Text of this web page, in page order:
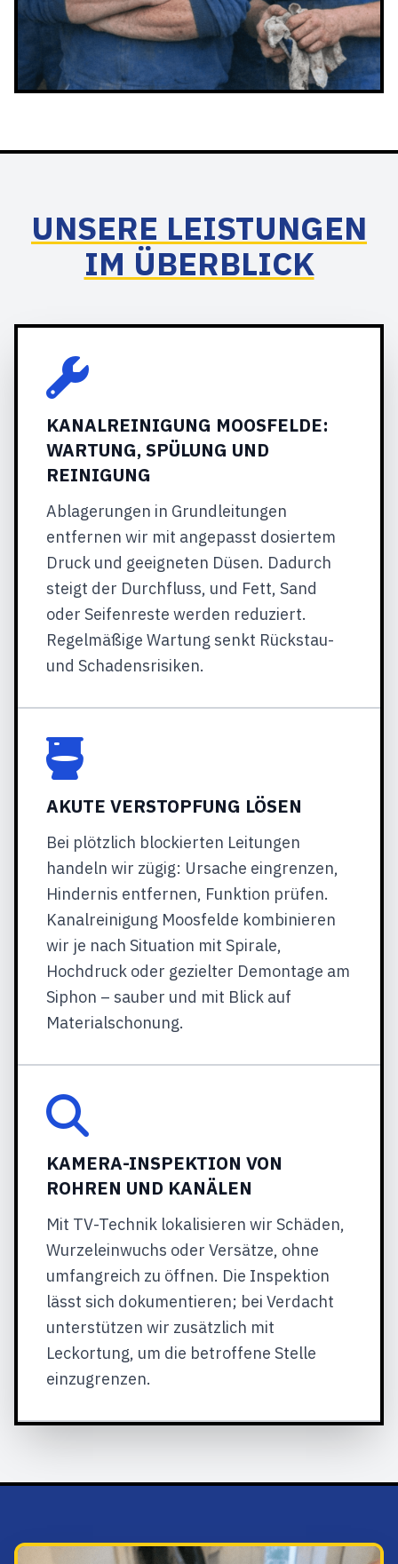
UNSERE LEISTUNGEN
IM ÜBERBLICK
KANALREINIGUNG MOOSFELDE:
WARTUNG, SPÜLUNG UND
REINIGUNG
Ablagerungen in Grundleitungen
entfernen wir mit angepasst dosiertem
Druck und geeigneten Düsen. Dadurch
steigt der Durchfluss, und Fett, Sand
oder Seifenreste werden reduziert.
Regelmäßige Wartung senkt Rückstau-
und Schadensrisiken.
AKUTE VERSTOPFUNG LÖSEN
Bei plötzlich blockierten Leitungen
handeln wir zügig: Ursache eingrenzen,
Hindernis entfernen, Funktion prüfen.
Kanalreinigung Moosfelde kombinieren
wir je nach Situation mit Spirale,
Hochdruck oder gezielter Demontage am
Siphon – sauber und mit Blick auf
Materialschonung.
KAMERA-INSPEKTION VON
ROHREN UND KANÄLEN
Mit TV-Technik lokalisieren wir Schäden,
Wurzeleinwuchs oder Versätze, ohne
umfangreich zu öffnen. Die Inspektion
lässt sich dokumentieren; bei Verdacht
unterstützen wir zusätzlich mit
Leckortung, um die betroffene Stelle
einzugrenzen.